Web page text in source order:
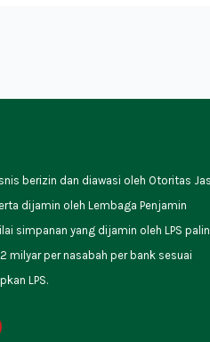
berizin dan diawasi oleh Otoritas
dijamin oleh Lembaga Penjamin
simpanan yang dijamin oleh LPS
milyar per nasabah per bank sesuai
LPS.